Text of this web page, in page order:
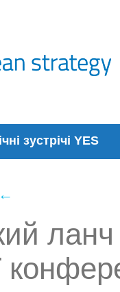
зустрічі YES
←
ланч